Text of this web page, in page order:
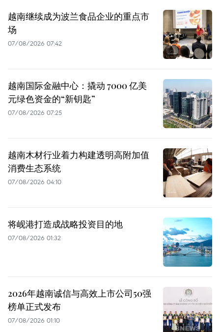
越南继续成为波兰食品企业的重点市
场
07/08/2026 07:42
越南国际金融中心：撬动 7000 亿美
元绿色资金的“新钥匙”
07/08/2026 07:25
越南木材行业着力构建透明高附加值
消费生态系统
07/08/2026 04:10
将岘港打造成战略投资目的地
07/08/2026 01:32
2026年越南诚信与高效上市公司50强
榜单正式发布
07/08/2026 01:10